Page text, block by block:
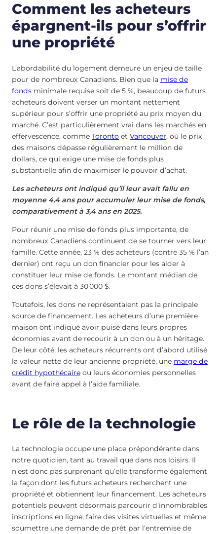
Comment les acheteurs
épargnent-ils pour s’offrir
une propriété
L’abordabilité du logement demeure un enjeu de taille
pour de nombreux Canadiens. Bien que la mise de
fonds minimale requise soit de 5 %, beaucoup de futurs
acheteurs doivent verser un montant nettement
supérieur pour s’offrir une propriété au prix moyen du
marché. C’est particulièrement vrai dans les marchés en
effervescence, comme Toronto et Vancouver, où le prix
des maisons dépasse régulièrement le million de
dollars, ce qui exige une mise de fonds plus
substantielle afin de maximiser le pouvoir d’achat.
Les acheteurs ont indiqué qu’il leur avait fallu en
moyenne 4,4 ans pour accumuler leur mise de fonds,
comparativement à 3,4 ans en 2025.
Pour réunir une mise de fonds plus importante, de
nombreux Canadiens continuent de se tourner vers leur
famille. Cette année, 23 % des acheteurs (contre 35 % l’an
dernier) ont reçu un don financier pour les aider à
constituer leur mise de fonds. Le montant médian de
ces dons s’élevait à 30 000 $.
Toutefois, les dons ne représentaient pas la principale
source de financement. Les acheteurs d’une première
maison ont indiqué avoir puisé dans leurs propres
économies avant de recourir à un don ou à un héritage.
De leur côté, les acheteurs récurrents ont d’abord utilisé
la valeur nette de leur ancienne propriété, une marge de
crédit hypothécaire ou leurs économies personnelles
avant de faire appel à l’aide familiale.
Le rôle de la technologie
La technologie occupe une place prépondérante dans
notre quotidien, tant au travail que dans nos loisirs. Il
n’est donc pas surprenant qu’elle transforme également
la façon dont les futurs acheteurs recherchent une
propriété et obtiennent leur financement. Les acheteurs
potentiels peuvent désormais parcourir d’innombrables
inscriptions en ligne, faire des visites virtuelles et même
soumettre une demande de prêt par l’entremise de